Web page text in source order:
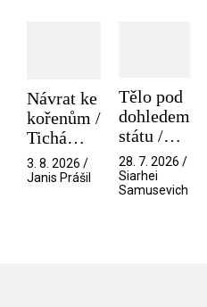
Návrat ke
kořenům /
Tichá
přítelkyně
3. 8. 2026 /
Janis Prášil
Tělo pod
dohledem
státu /
Pramen
28. 7. 2026 /
Siarhei
Samusevich